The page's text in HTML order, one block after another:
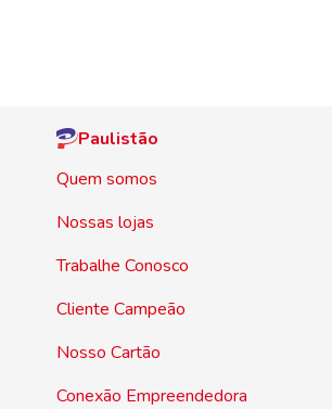
Paulistão
Quem somos
Nossas lojas
Trabalhe Conosco
Cliente Campeão
Nosso Cartão
Conexão Empreendedora